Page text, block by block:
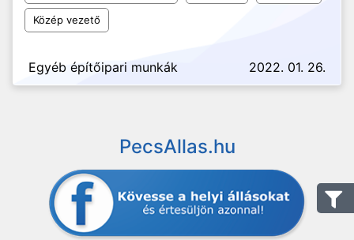
Közép vezető
Egyéb építőipari munkák 2022. 01. 26.
PecsAllas.hu